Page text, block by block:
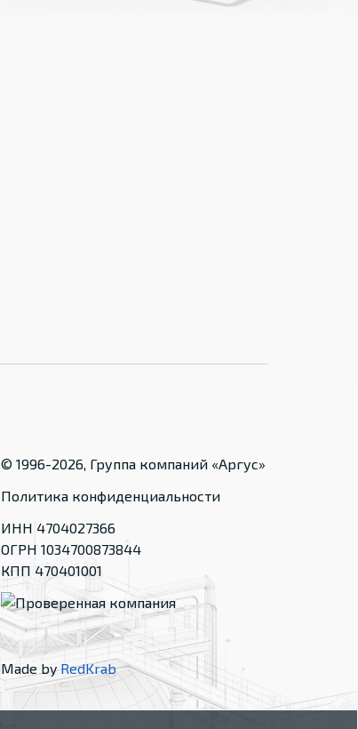
© 1996-2026, Группа компаний «Аргус»
Политика конфиденциальности
ИНН 4704027366
ОГРН 1034700873844
КПП 470401001
Made byRedKrab